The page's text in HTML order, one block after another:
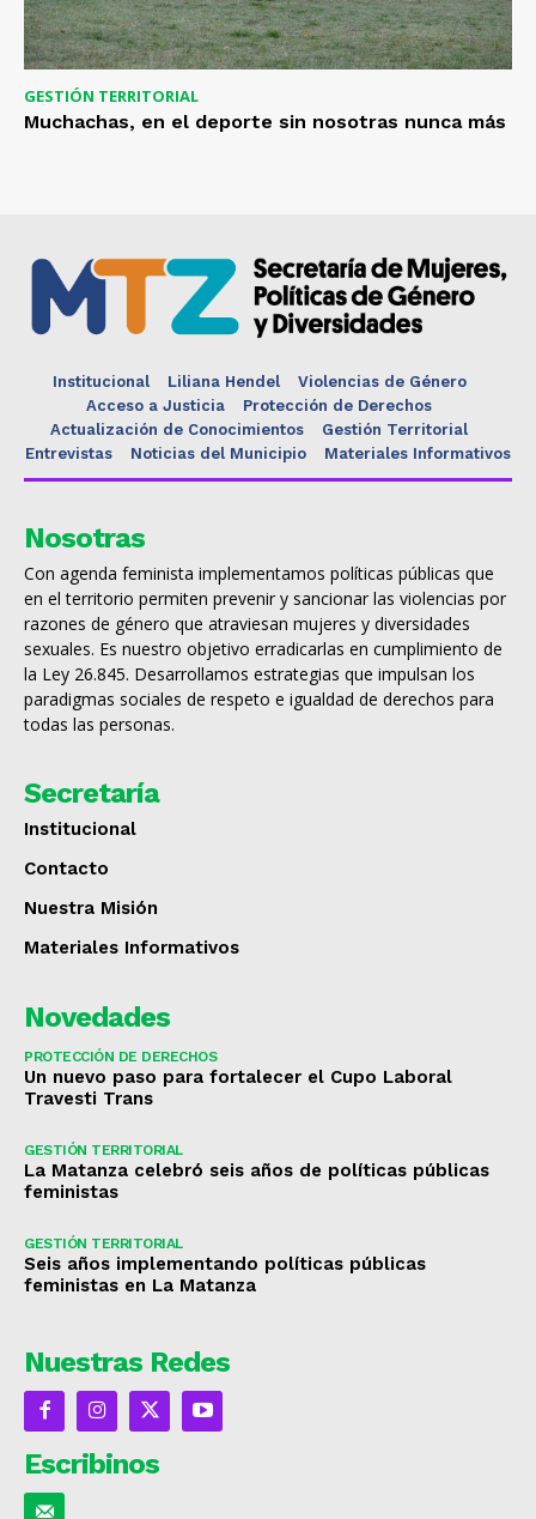
GESTIÓN TERRITORIAL
Muchachas, en el deporte sin nosotras nunca más
Institucional Liliana Hendel
Violencias de Género
Acceso a Justicia
Protección de Derechos
Actualización de Conocimientos
Gestión Territorial
Entrevistas
Noticias del Municipio Materiales Informativos
Nosotras
Con agenda feminista implementamos políticas públicas que
en el territorio permiten prevenir y sancionar las violencias por
razones de género que atraviesan mujeres y diversidades
sexuales. Es nuestro objetivo erradicarlas en cumplimiento de
la Ley 26.845. Desarrollamos estrategias que impulsan los
paradigmas sociales de respeto e igualdad de derechos para
todas las personas.
Secretaría
Institucional
Contacto
Nuestra Misión
Materiales Informativos
Novedades
PROTECCIÓN DE DERECHOS
Un nuevo paso para fortalecer el Cupo Laboral
Travesti Trans
GESTIÓN TERRITORIAL
La Matanza celebró seis años de políticas públicas
feministas
GESTIÓN TERRITORIAL
Seis años implementando políticas públicas
feministas en La Matanza
Nuestras Redes
Escribinos